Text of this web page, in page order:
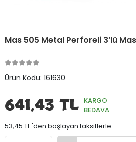
Mas 505 Metal Perforeli 3’lü
Ürün Kodu: 161630
641,43 TL KARGO
BEDAVA
53,45 TL 'den başlayan taksitlerle